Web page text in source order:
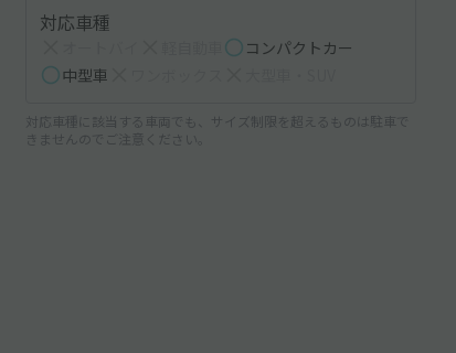
対応車種
コンパクトカー
中型車
対応車種に該当する車両でも、サイズ制限を超えるものは駐車で
きませんのでご注意ください。